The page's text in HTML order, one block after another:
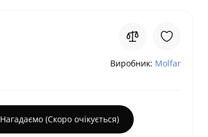
Виробник: Molfar
Нагадаємо (Скоро очікується)